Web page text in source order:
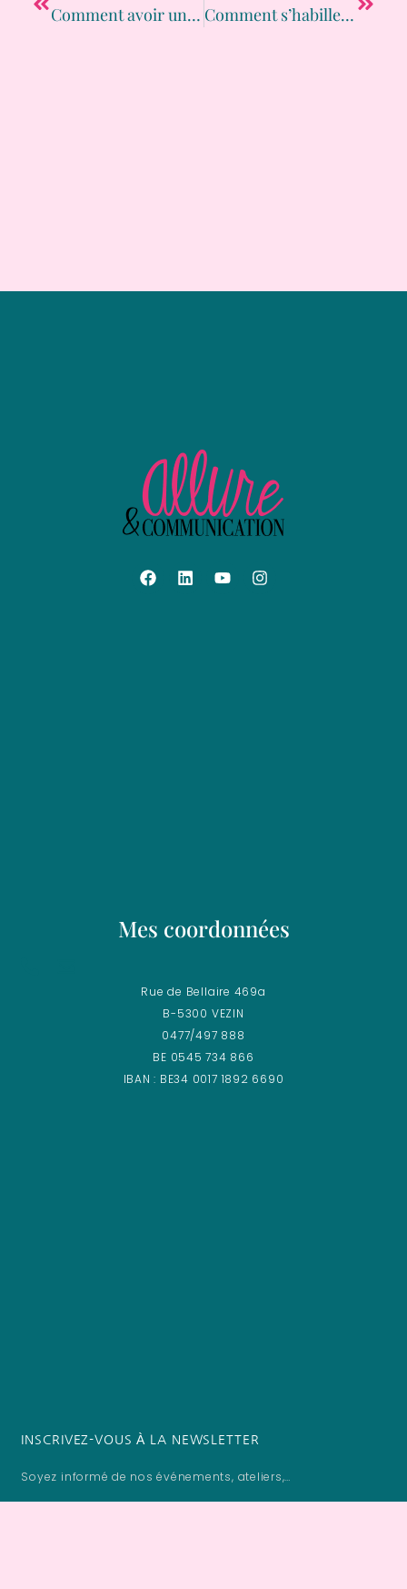
Comment avoir un look pétillant quand on a des formes ? Comment s’habiller quand on a une poitrine généreuse ?
Mes coordonnées
Rue de Bellaire 469a
B-5300 VEZIN
0477/497 888
BE 0545 734 866
IBAN : BE34 0017 1892 6690
INSCRIVEZ-VOUS À LA NEWSLETTER
Soyez informé de nos événements, ateliers,…